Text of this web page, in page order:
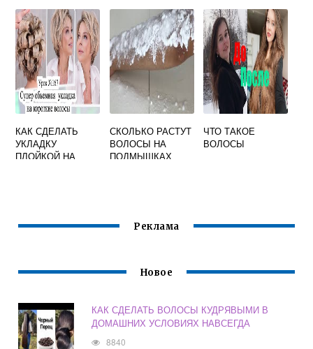
ПРЯМЫЕ
ВОЛОСЫ
КАК СДЕЛАТЬ
УКЛАДКУ
ПЛОЙКОЙ НА
СКОЛЬКО РАСТУТ
ВОЛОСЫ НА
ПОДМЫШКАХ
ЧТО ТАКОЕ
ВОЛОСЫ
Реклама
Новое
КАК СДЕЛАТЬ ВОЛОСЫ КУДРЯВЫМИ В
ДОМАШНИХ УСЛОВИЯХ НАВСЕГДА
8840